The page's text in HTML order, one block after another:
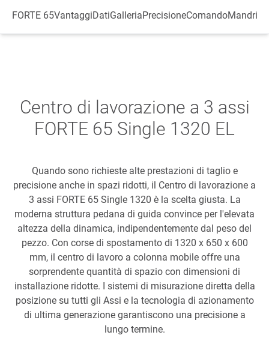
FORTE 65VantaggiDatiGalleriaPrecisioneComandoMandrino
Centro di lavorazione a 3 assi
FORTE 65 Single 1320 EL
Quando sono richieste alte prestazioni di taglio e
precisione anche in spazi ridotti, il Centro di lavorazione a
3 assi FORTE 65 Single 1320 è la scelta giusta. La
moderna struttura pedana di guida convince per l'elevata
altezza della dinamica, indipendentemente dal peso del
pezzo. Con corse di spostamento di 1320 x 650 x 600
mm, il centro di lavoro a colonna mobile offre una
sorprendente quantità di spazio con dimensioni di
installazione ridotte. I sistemi di misurazione diretta della
posizione su tutti gli Assi e la tecnologia di azionamento
di ultima generazione garantiscono una precisione a
lungo termine.